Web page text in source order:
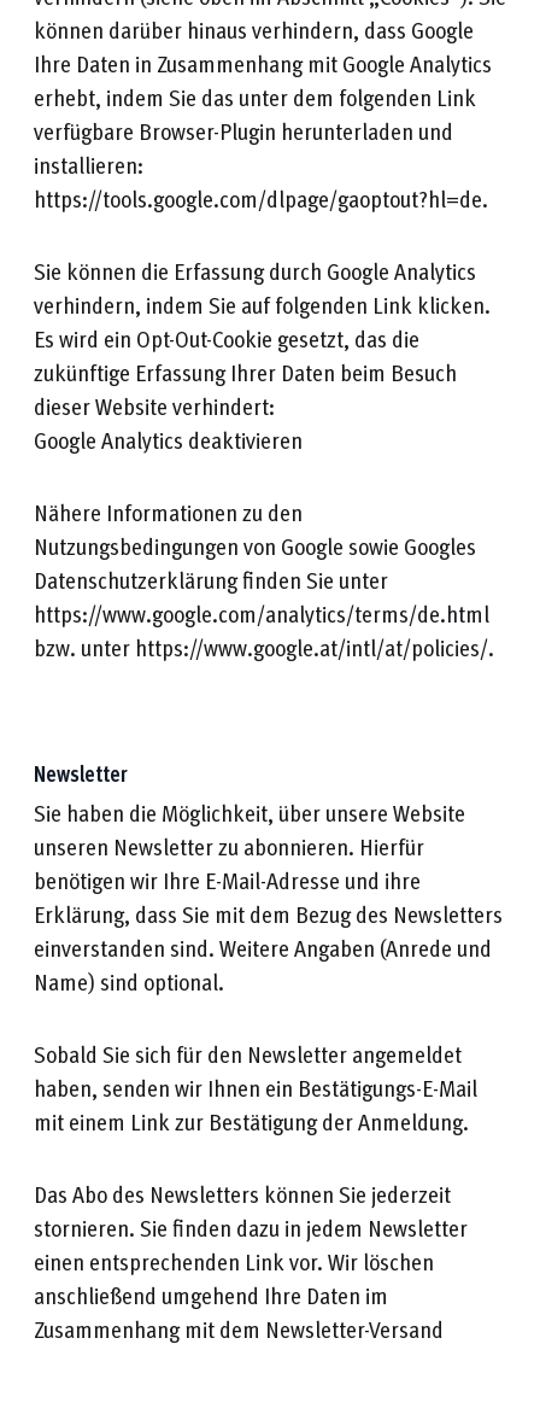
können darüber hinaus verhindern, dass Google
Ihre Daten in Zusammenhang mit Google Analytics
erhebt, indem Sie das unter dem folgenden Link
verfügbare Browser-Plugin herunterladen und
installieren:
https://tools.google.com/dlpage/gaoptout?hl=de.
Sie können die Erfassung durch Google Analytics
verhindern, indem Sie auf folgenden Link klicken.
Es wird ein Opt-Out-Cookie gesetzt, das die
zukünftige Erfassung Ihrer Daten beim Besuch
dieser Website verhindert:
Google Analytics deaktivieren
Nähere Informationen zu den
Nutzungsbedingungen von Google sowie Googles
Datenschutzerklärung finden Sie unter
https://www.google.com/analytics/terms/de.html
bzw. unter https://www.google.at/intl/at/policies/.
Newsletter
Sie haben die Möglichkeit, über unsere Website
unseren Newsletter zu abonnieren. Hierfür
benötigen wir Ihre E-Mail-Adresse und ihre
Erklärung, dass Sie mit dem Bezug des Newsletters
einverstanden sind. Weitere Angaben (Anrede und
Name) sind optional.
Sobald Sie sich für den Newsletter angemeldet
haben, senden wir Ihnen ein Bestätigungs-E-Mail
mit einem Link zur Bestätigung der Anmeldung.
Das Abo des Newsletters können Sie jederzeit
stornieren. Sie finden dazu in jedem Newsletter
einen entsprechenden Link vor. Wir löschen
anschließend umgehend Ihre Daten im
Zusammenhang mit dem Newsletter-Versand